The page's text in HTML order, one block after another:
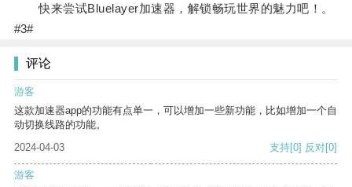
快来尝试Bluelayer加速器，解锁畅玩世界的魅力吧！。
#3#
评论
游客
这款加速器app的功能有点单一，可以增加一些新功能，比如增加一个自
动切换线路的功能。
2024-04-03
支持[0] 反对[0]
游客